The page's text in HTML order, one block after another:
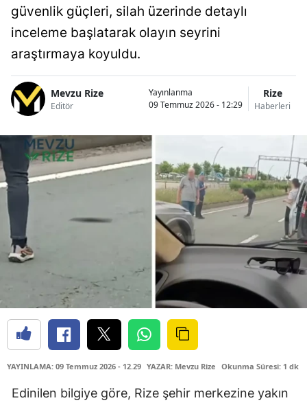
güvenlik güçleri, silah üzerinde detaylı
inceleme başlatarak olayın seyrini
araştırmaya koyuldu.
Mevzu Rize
Editör
Yayınlanma
09 Temmuz 2026 - 12:29
Rize
Haberleri
YAYINLAMA: 09 Temmuz 2026 - 12.29 YAZAR: Mevzu Rize Okunma Süresi: 1 dk
Edinilen bilgiye göre, Rize şehir merkezine yakın